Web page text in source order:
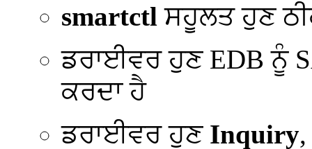
smartctl ਸਹੂਲਤ ਹੁਣ
ਡਰਾਈਵਰ ਹੁਣ EDB ਨੂੰ
ਕਰਦਾ ਹੈ
ਡਰਾਈਵਰ ਹੁਣ Inquiry